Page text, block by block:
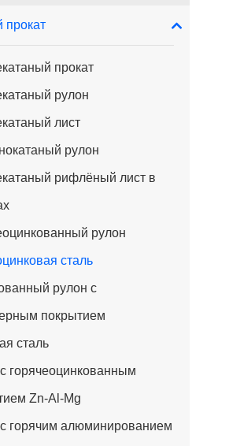
прокат
прокат
рулон
лист
рулон
рифлёный лист в
рулон
сталь
рулон с
покрытием
сталь
горячеоцинкованным
Zn-Al-Mg
горячим алюминированием